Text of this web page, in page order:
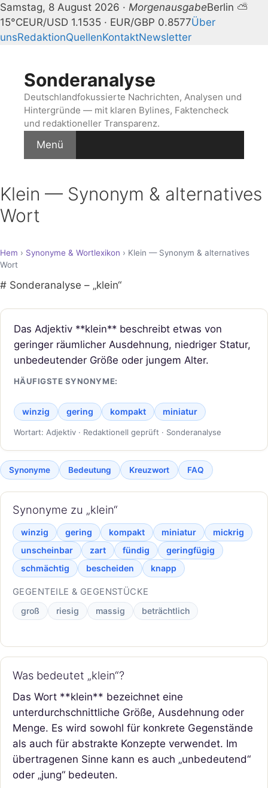
Samstag, 8 August 2026 · MorgenausgabeBerlin ⛅
15°CEUR/USD 1.1535 · EUR/GBP 0.8577Über
unsRedaktionQuellenKontaktNewsletter
springenSonderanalyse
Deutschlandfokussierte Nachrichten, Analysen und
Hintergründe — mit klaren Bylines, Faktencheck
und redaktioneller Transparenz.
Menü
Klein — Synonym & alternatives
Wort
Hem › Synonyme & Wortlexikon › Klein — Synonym & alternatives
Wort
# Sonderanalyse – „klein“
Das Adjektiv **klein** beschreibt etwas von
geringer räumlicher Ausdehnung, niedriger Statur,
unbedeutender Größe oder jungem Alter.
HÄUFIGSTE SYNONYME:
winzig gering kompakt miniatur
Wortart: Adjektiv · Redaktionell geprüft · Sonderanalyse
Synonyme Bedeutung Kreuzwort FAQ
Synonyme zu „klein“
winzig gering kompakt miniatur
mickrig
unscheinbar
zart fündig
geringfügig
schmächtig
bescheiden knapp
GEGENTEILE & GEGENSTÜCKE
groß riesig massig beträchtlich
Was bedeutet „klein“?
Das Wort **klein** bezeichnet eine
unterdurchschnittliche Größe, Ausdehnung oder
Menge. Es wird sowohl für konkrete Gegenstände
als auch für abstrakte Konzepte verwendet. Im
übertragenen Sinne kann es auch „unbedeutend“
oder „jung“ bedeuten.